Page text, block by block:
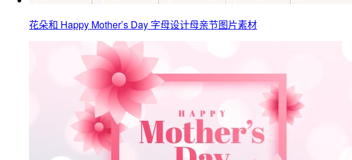
花朵和 Happy Mother’s Day 字母设计母亲节图片素材